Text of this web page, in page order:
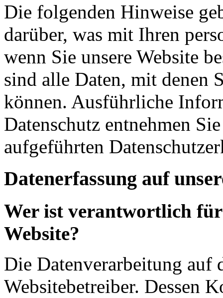
Die folgenden Hinweise
darüber, was mit Ihren
wenn Sie unsere Website
sind alle Daten, mit denen
können. Ausführliche
Datenschutz entnehmen
aufgeführten
Datenerfassung auf
Wer ist verantwortlich für
Website?
Die Datenverarbeitung auf
Websitebetreiber. Dessen